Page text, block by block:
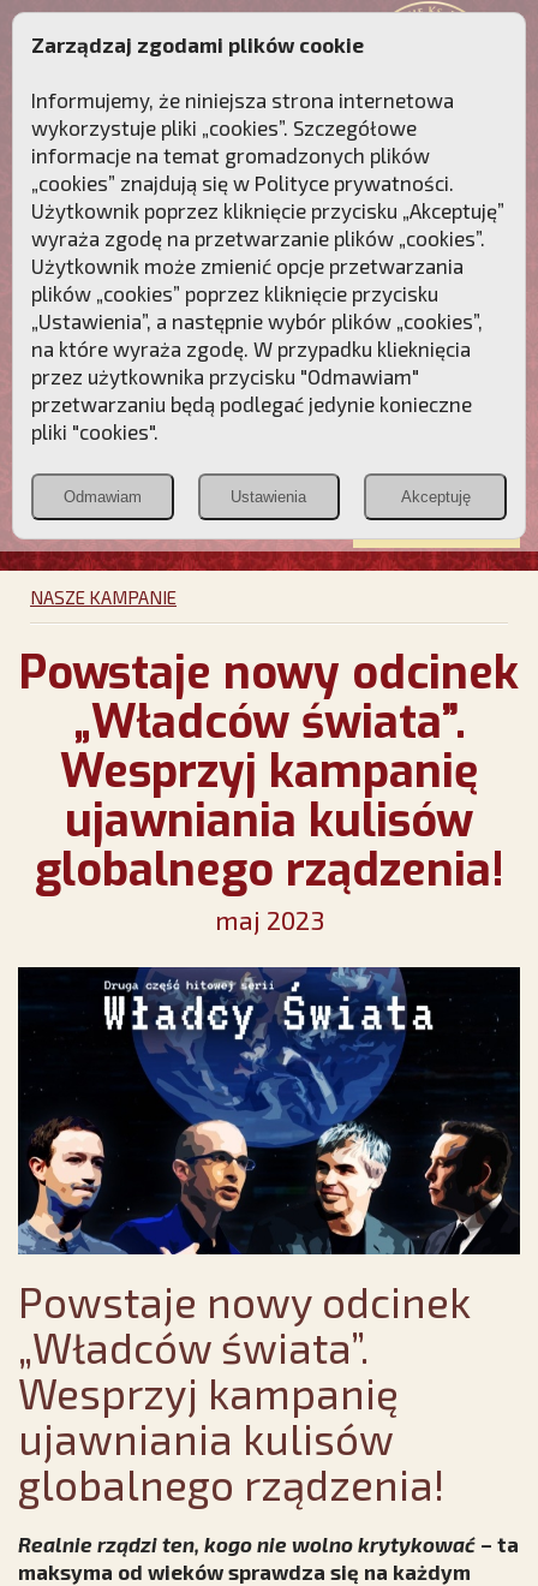
Przebudźmy sumienia Polaków!
Polonia
Christiana
PCh24.pl
Przymierze
POZNAJ APOSTOLAT FATIMY WESPRZYJ
NAS
NASZE KAMPANIE
Powstaje nowy odcinek
„Władców świata”.
Wesprzyj kampanię
ujawniania kulisów
globalnego rządzenia!
maj 2023
Powstaje nowy odcinek
„Władców świata”.
Wesprzyj kampanię
ujawniania kulisów
globalnego rządzenia!
Realnie rządzi ten, kogo nie wolno krytykować – ta
maksyma od wieków sprawdza się na każdym
Zarządzaj zgodami plików cookie
Informujemy, że niniejsza strona internetowa
wykorzystuje pliki „cookies”. Szczegółowe
informacje na temat gromadzonych plików
„cookies” znajdują się w Polityce prywatności.
Użytkownik poprzez kliknięcie przycisku „Akceptuję”
wyraża zgodę na przetwarzanie plików „cookies”.
Użytkownik może zmienić opcje przetwarzania
plików „cookies” poprzez kliknięcie przycisku
„Ustawienia”, a następnie wybór plików „cookies”,
na które wyraża zgodę. W przypadku klieknięcia
przez użytkownika przycisku "Odmawiam"
przetwarzaniu będą podlegać jedynie konieczne
pliki "cookies".
Odmawiam Ustawienia Akceptuję